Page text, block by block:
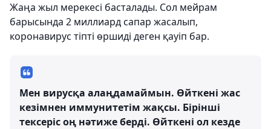
Жаңа жыл мерекесі басталады. Сол мейрам
барысында 2 миллиард сапар жасалып,
коронавирус тіпті өршиді деген қауіп бар.
Мен вирусқа алаңдамаймын. Өйткені жас
кезімнен иммунитетім жақсы. Бірінші
тексеріс оң нәтиже берді. Өйткені ол кезде